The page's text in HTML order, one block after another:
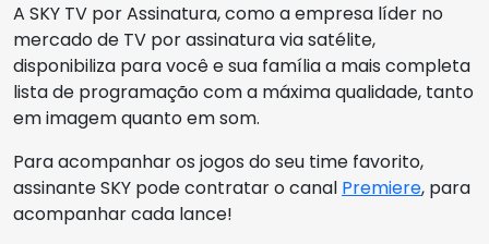
A SKY TV por Assinatura, como a empresa líder no
mercado de TV por assinatura via satélite,
disponibiliza para você e sua família a mais completa
lista de programação com a máxima qualidade, tanto
em imagem quanto em som.
Para acompanhar os jogos do seu time favorito,
assinante SKY pode contratar o canal Premiere, para
acompanhar cada lance!